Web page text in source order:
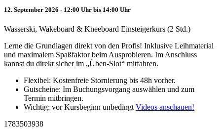
12. September 2026 - 12:00 Uhr bis 14:00 Uhr
Wasserski, Wakeboard & Kneeboard Einsteigerkurs (2 Std.)
Lerne die Grundlagen direkt von den Profis! Inklusive Leihmaterial
und maximalem Spaßfaktor beim Ausprobieren. Im Anschluss
kannst du direkt sicher im „Üben-Slot“ mitfahren.
Flexibel: Kostenfreie Stornierung bis 48h vorher.
Gutscheine: Im Buchungsvorgang auswählen und zum
Termin mitbringen.
Wichtig: vor Kursbeginn unbedingtVideos anschauen!
1783503938